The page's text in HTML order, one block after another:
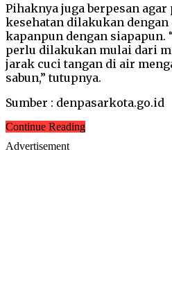
Pihaknya juga berpesan
kesehatan dilakukan
kapanpun dengan siapapun.
perlu dilakukan mulai dari
jarak cuci tangan di air
sabun,” tutupnya.
Sumber : denpasarkota.go.id
Continue Reading
Advertisement